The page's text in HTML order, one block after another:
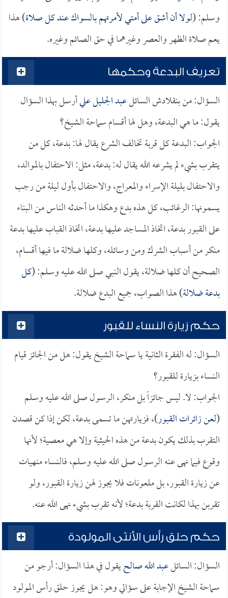
وسلم: (لولا أن أشق على أمتي لأمرتهم بالسواك عند كل صلاة) هذا
يعم صلاة الظهر والعصر وغيرهما في حق الصائم وغيره.
تعريف البدعة وحكمها
السؤال: من بنقلادش السائلعبد الجليل عليأرسل بهذا السؤال
يقول: ما هي البدعة، وهل لها أقسام سماحة الشيخ؟
الجواب: البدعة كل قربة تخالف الشرع يقال لها: بدعة، كل من
يتقرب بشيء لم يشرعه الله يقال له: بدعة، مثل: الاحتفال بالموالد،
والاحتفال بليلة الإسراء والمعراج، والاحتفال بأول ليلة من رجب
يسمونها: الرغائب، كل هذه بدع وهكذا ما أحدثه الناس من البناء
على القبور بدعة، اتخاذ المساجد عليها بدعة، اتخاذ القباب عليها بدعة
منكر من أسباب الشرك ومن وسائله، وكلها ضلالة ما فيها أقسام،
الصحيح أن كلها ضلالة، يقول النبي صلى الله عليه وسلم: (كل
بدعة ضلالة) هذا الصواب، جميع البدع ضلالة.
حكم زيارة النساء للقبور
السؤال: له الفقرة الثانية يا سماحة الشيخ يقول: هل من الجائز قيام
النساء بزيارة للقبور؟
الجواب: لا. ليس جائزاً بل منكر، الرسول صلى الله عليه وسلم
(لعن زائرات القبور)، فزيارتهن ما تسمى بدعة، لكن إذا كن قصدن
التقرب بذلك يكون بدعة من هذه الحيثية وإلا هي معصية؛ لأنها
وقوع فيما نهى عنه الرسول صلى الله عليه وسلم، فالنساء منهيات
عن زيارة القبور، بل ملعونات فلا يجوز لهن زيارة القبور، ولو
تقربن بهذا لكانت القربة بدعة؛ لأنه تقرب بشيء نهى الله عنه.
حكم حلق رأس الأنثى المولودة
السؤال: السائلعبد الله صالحيقول في هذا السؤال: أرجو من
سماحة الشيخ الإجابة على سؤالي وهو: هل يجوز حلق رأس المولود